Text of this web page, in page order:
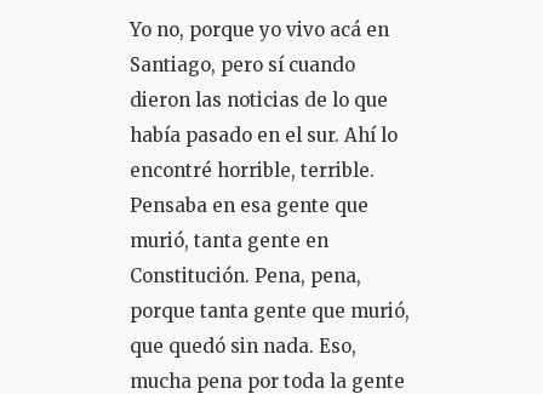
Yo no, porque yo vivo acá en
Santiago, pero sí cuando
dieron las noticias de lo que
había pasado en el sur. Ahí lo
encontré horrible, terrible.
Pensaba en esa gente que
murió, tanta gente en
Constitución. Pena, pena,
porque tanta gente que murió,
que quedó sin nada. Eso,
mucha pena por toda la gente